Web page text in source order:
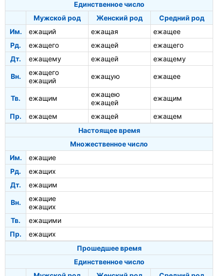
Единственное число
Мужской род
Женский род
Средний род
Им.
ежащий ежащая
ежащее
Рд.
ежащего ежащей
ежащего
Дт.
ежащему ежащей ежащему
Вн.
ежащего
ежащий
ежащую ежащее
Тв. ежащим
ежащею
ежащей
ежащим
Пр. ежащем ежащей
ежащем
Настоящее время
Множественное число
Им.
ежащие
Рд.
ежащих
Дт.
ежащим
Вн.
ежащие
ежащих
Тв.
ежащими
Пр.
ежащих
Прошедшее время
Единственное число